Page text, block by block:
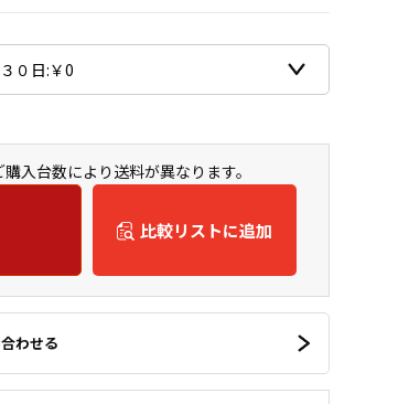
台数により送料が異なります。
比較リストに追加
わせる